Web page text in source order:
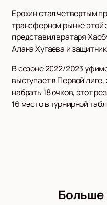
Ерохин стал четвертым
трансферном рынке этой
представил вратаря
Алана Хугаева и
В сезоне 2022/2023
выступает в Первой лиге,
набрать 18 очков, этот
16 место в турнирной
Больше